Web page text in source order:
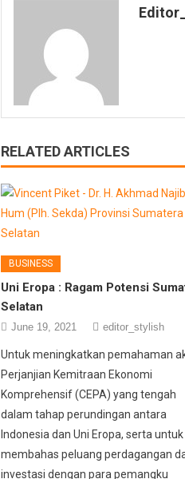
RELATED ARTICLES
BUSINESS
Uni Eropa : Ragam Potensi
Selatan
June 19, 2021 editor_stylish
Untuk meningkatkan pemahaman
Perjanjian Kemitraan Ekonomi
Komprehensif (CEPA) yang tengah
dalam tahap perundingan antara
Indonesia dan Uni Eropa, serta untuk
membahas peluang perdagangan
investasi dengan para pemangku